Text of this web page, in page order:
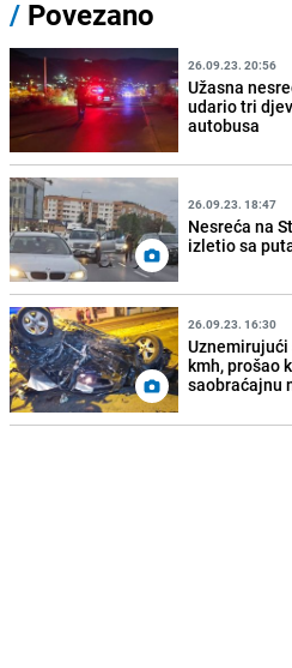
/ Povezano
26.09.23. 20:56
Užasna
udario tri
autobusa
26.09.23. 18:47
Nesreća na
izletio sa
26.09.23. 16:30
kmh, prošao
saobraćajnu